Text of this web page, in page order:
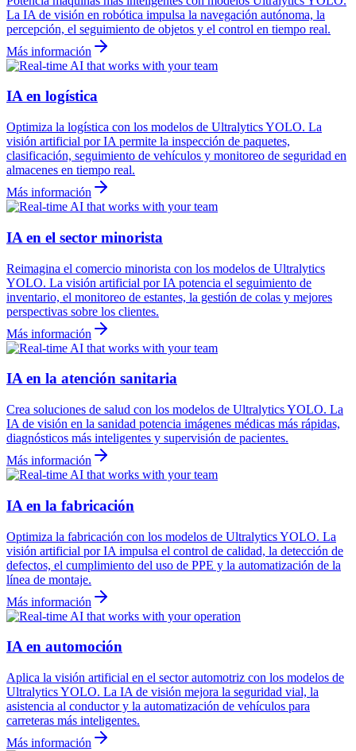
La IA de visión en robótica impulsa la navegación autónoma, la
percepción, el seguimiento de objetos y el control en tiempo real.
Más información
IA en logística
Optimiza la logística con los modelos de Ultralytics YOLO. La
visión artificial por IA permite la inspección de paquetes,
clasificación, seguimiento de vehículos y monitoreo de seguridad en
almacenes en tiempo real.
Más información
IA en el sector minorista
Reimagina el comercio minorista con los modelos de Ultralytics
YOLO. La visión artificial por IA potencia el seguimiento de
inventario, el monitoreo de estantes, la gestión de colas y mejores
perspectivas sobre los clientes.
Más información
IA en la atención sanitaria
Crea soluciones de salud con los modelos de Ultralytics YOLO. La
IA de visión en la sanidad potencia imágenes médicas más rápidas,
diagnósticos más inteligentes y supervisión de pacientes.
Más información
IA en la fabricación
Optimiza la fabricación con los modelos de Ultralytics YOLO. La
visión artificial por IA impulsa el control de calidad, la detección de
defectos, el cumplimiento del uso de PPE y la automatización de la
línea de montaje.
Más información
IA en automoción
Aplica la visión artificial en el sector automotriz con los modelos de
Ultralytics YOLO. La IA de visión mejora la seguridad vial, la
asistencia al conductor y la automatización de vehículos para
carreteras más inteligentes.
Más información